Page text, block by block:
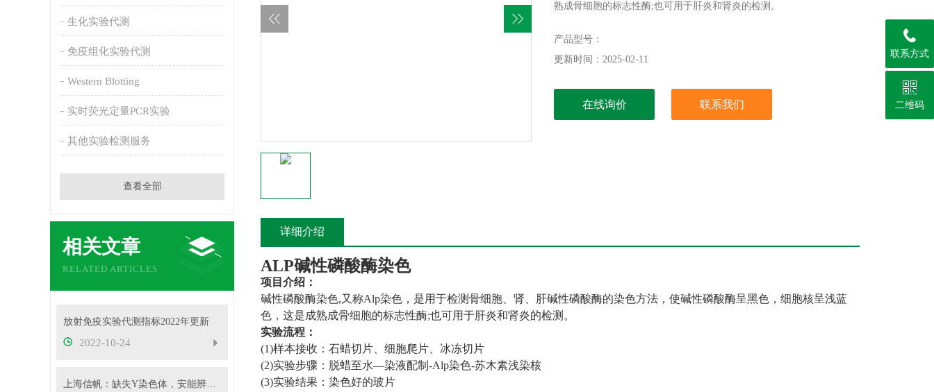
生化实验代测
免疫组化实验代测
Western Blotting
实时荧光定量PCR实验
其他实验检测服务
查看全部
相关文章
RELATED ARTICLES
放射免疫实验代测指标2022年更新
2022-10-24
上海信帆：缺失Y染色体，安能辨它是雄雌
熟成骨细胞的标志性酶;也可用于肝炎和肾炎的检测。
产品型号：
更新时间：2025-02-11
在线询价 联系我们
详细介绍
ALP碱性磷酸酶染色
项目介绍：
碱性磷酸酶染色,又称Alp染色，是用于检测骨细胞、肾、肝碱性磷酸酶的染色方法，使碱性磷酸酶呈黑色，细胞核呈浅蓝
色，这是成熟成骨细胞的标志性酶;也可用于肝炎和肾炎的检测。
实验流程：
(1)样本接收：石蜡切片、细胞爬片、冰冻切片
(2)实验步骤：脱蜡至水—染液配制 -Alp染色-苏木素浅染核
(3)实验结果：染色好的玻片
联系方式
二维码